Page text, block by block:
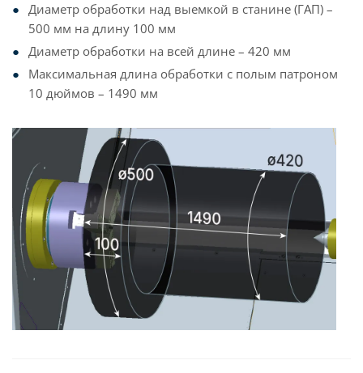
Диаметр обработки над выемкой в станине (ГАП) –
500 мм на длину 100 мм
Диаметр обработки на всей длине – 420 мм
Максимальная длина обработки с полым патроном
10 дюймов – 1490 мм